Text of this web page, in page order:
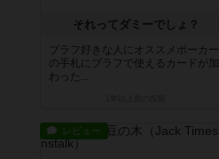
それってダミーでしょ？
ブラフ好きな人にオススメポーカー
の手札にブラフで使えるカードが加
わった...
レビュー